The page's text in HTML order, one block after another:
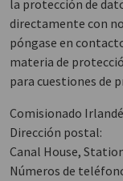
la protección de
directamente con
póngase en
materia de
para cuestiones de
Comisionado
Dirección postal:
Canal House,
Números de